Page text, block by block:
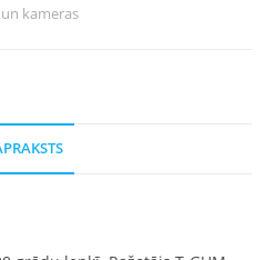
kameras